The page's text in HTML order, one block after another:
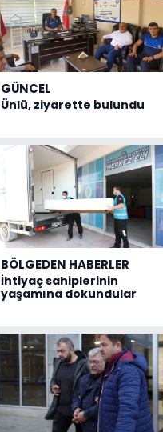
GÜNCEL
Ünlü, ziyarette bulundu
BÖLGEDEN HABERLER
İhtiyaç sahiplerinin
yaşamına dokundular